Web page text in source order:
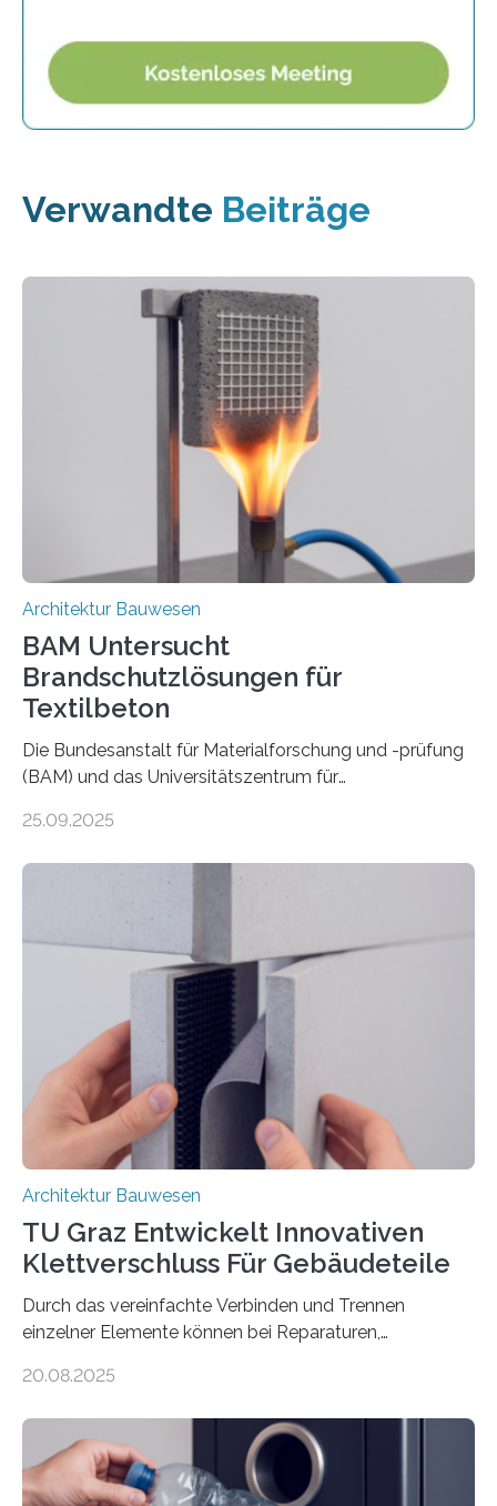
Verwandte Beiträge
Architektur Bauwesen
BAM Untersucht
Brandschutzlösungen für
Textilbeton
Die Bundesanstalt für Materialforschung und -prüfung
(BAM) und das Universitätszentrum für
untersuchen in einem gemeinsamen Forschungsprojekt
Ziel ist es, die Einsatzmöglichkeiten dieses innovativen
sicherem und nachhaltigem Bauen zu leisten.
Textilbeton ist ein moderner Verbundwerkstoff, der aus
einer feinkörnigen Betonmatrix und einer textilen
Bewehrung besteht – meist aus Carbon-, Glas- oder
Basaltfasern. Anders als herkömmlicher Stahlbeton, bei
dem Stahlstäbe zur…
25.09.2025
Architektur Bauwesen
TU Graz Entwickelt Innovativen
Klettverschluss Für Gebäudeteile
Durch das vereinfachte Verbinden und Trennen
einzelner Elemente können bei Reparaturen,
Material und Bauschutt eingespart werden. Ein
Projekt ReCon gemeinsam mit Unternehmenspartnern
ein Klett-Verbindungssystem für Gebäude entwickelt:
Damit lassen sich unterschiedliche Gebäudeteile
20.08.2025